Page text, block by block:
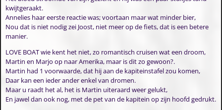
kwijtgeraakt.
Annelies haar eerste reactie was; voortaan maar wat minder bier,
Nou dat is niet nodig zei Joost, niet meer op de fiets, dat is een betere
manier.
LOVE BOAT wie kent het niet, zo romantisch cruisen wat een droom,
Martin en Marjo op naar Amerika, maar is dit zo gewoon?.
Martin had 1 voorwaarde, dat hij aan de kapiteinstafel zou komen,
Daar kan een ieder ander enkel van dromen.
Maar u raadt het al, het is Martin uiteraard weer gelukt,
En jawel dan ook nog, met de pet van de kapitein op zijn hoofd gedrukt.